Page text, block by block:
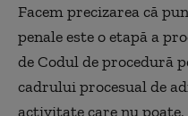
Facem precizarea că
penale este o etapă a
de Codul de procedură
cadrului procesual de
activitate care nu